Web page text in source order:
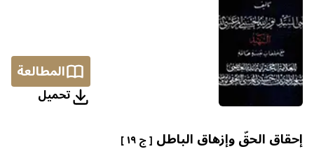
المطالعة
تحمیل
إحقاق الحقّ وإزهاق الباطل [ ج ١٩ ]